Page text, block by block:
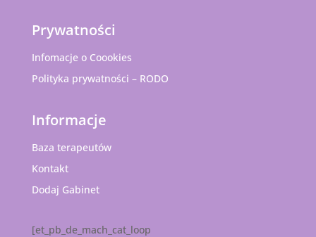
Prywatności
Infomacje o Coookies
Polityka prywatności – RODO
Informacje
Baza terapeutów
Kontakt
Dodaj Gabinet
[et_pb_de_mach_cat_loop